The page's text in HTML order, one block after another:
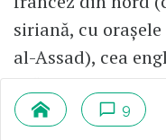
siriană, cu
al-Assad), cea
influenţă” ȋn
era franceză în
9